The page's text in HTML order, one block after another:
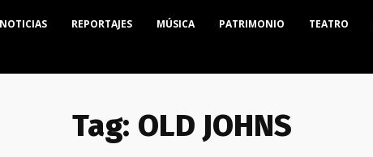
NOTICIAS REPORTAJES MÚSICA PATRIMONIO TEATRO
Tag: OLD JOHNS